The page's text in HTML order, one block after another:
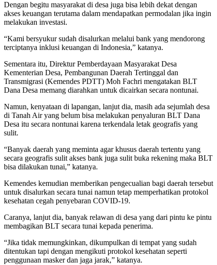
Dengan begitu masyarakat di desa juga bisa lebih dekat dengan
akses keuangan terutama dalam mendapatkan permodalan jika ingin
melakukan investasi.
“Kami bersyukur sudah disalurkan melalui bank yang mendorong
terciptanya inklusi keuangan di Indonesia,” katanya.
Sementara itu, Direktur Pemberdayaan Masyarakat Desa
Kementerian Desa, Pembangunan Daerah Tertinggal dan
Transmigrasi (Kemendes PDTT) Moh Fachri mengatakan BLT
Dana Desa memang diarahkan untuk dicairkan secara nontunai.
Namun, kenyataan di lapangan, lanjut dia, masih ada sejumlah desa
di Tanah Air yang belum bisa melakukan penyaluran BLT Dana
Desa itu secara nontunai karena terkendala letak geografis yang
sulit.
“Banyak daerah yang meminta agar khusus daerah tertentu yang
secara geografis sulit akses bank juga sulit buka rekening maka BLT
bisa dilakukan tunai,” katanya.
Kemendes kemudian memberikan pengecualian bagi daerah tersebut
untuk disalurkan secara tunai namun tetap memperhatikan protokol
kesehatan cegah penyebaran COVID-19.
Caranya, lanjut dia, banyak relawan di desa yang dari pintu ke pintu
membagikan BLT secara tunai kepada penerima.
“Jika tidak memungkinkan, dikumpulkan di tempat yang sudah
ditentukan tapi dengan mengikuti protokol kesehatan seperti
penggunaan masker dan jaga jarak,” katanya.